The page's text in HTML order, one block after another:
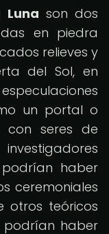
Luna son dos
en piedra
relieves y
del Sol, en
un portal o
con seres de
haber
ceremoniales
otros teóricos
podrían haber